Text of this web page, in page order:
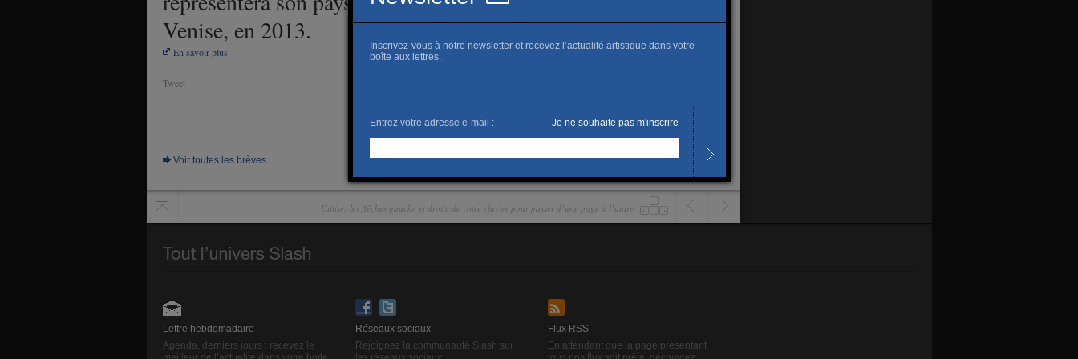
Venise, en 2013.
En savoir plus
Tweet
Voir toutes les brèves
Utilisez les flêches gauche et droite de votre clavier pour passer d’une page à l’autre
Lettre hebdomadaire
Agenda, derniers jours : recevez le
Réseaux sociaux
Rejoignez la communauté Slash sur
Flux RSS
En attendant que la page présentant